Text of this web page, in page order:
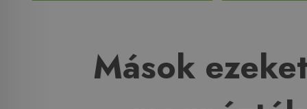
Mások